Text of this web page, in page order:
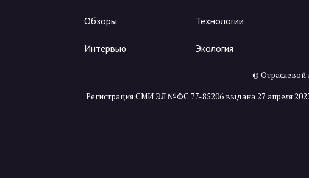
Обзоры
Интервью
Технологии
Экология
© Отраслевой
Регистрация СМИ ЭЛ №ФС 77-85206 выдана 27 апреля